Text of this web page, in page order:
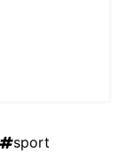
sport